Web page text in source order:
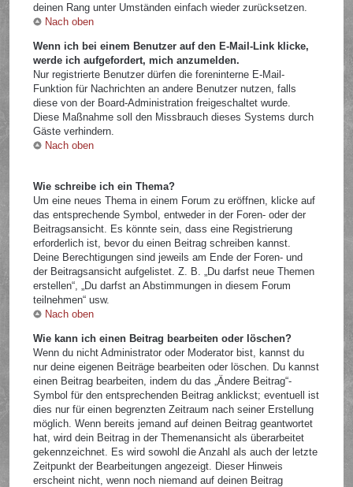
deinen Rang unter Umständen einfach wieder zurücksetzen.
Nach oben
Wenn ich bei einem Benutzer auf den E-Mail-Link klicke,
werde ich aufgefordert, mich anzumelden.
Nur registrierte Benutzer dürfen die foreninterne E-Mail-
Funktion für Nachrichten an andere Benutzer nutzen, falls
diese von der Board-Administration freigeschaltet wurde.
Diese Maßnahme soll den Missbrauch dieses Systems durch
Gäste verhindern.
Nach oben
Wie schreibe ich ein Thema?
Um eine neues Thema in einem Forum zu eröffnen, klicke auf
das entsprechende Symbol, entweder in der Foren- oder der
Beitragsansicht. Es könnte sein, dass eine Registrierung
erforderlich ist, bevor du einen Beitrag schreiben kannst.
Deine Berechtigungen sind jeweils am Ende der Foren- und
der Beitragsansicht aufgelistet. Z. B. „Du darfst neue Themen
erstellen“, „Du darfst an Abstimmungen in diesem Forum
teilnehmen“ usw.
Nach oben
Wie kann ich einen Beitrag bearbeiten oder löschen?
Wenn du nicht Administrator oder Moderator bist, kannst du
nur deine eigenen Beiträge bearbeiten oder löschen. Du kannst
einen Beitrag bearbeiten, indem du das „Ändere Beitrag“-
Symbol für den entsprechenden Beitrag anklickst; eventuell ist
dies nur für einen begrenzten Zeitraum nach seiner Erstellung
möglich. Wenn bereits jemand auf deinen Beitrag geantwortet
hat, wird dein Beitrag in der Themenansicht als überarbeitet
gekennzeichnet. Es wird sowohl die Anzahl als auch der letzte
Zeitpunkt der Bearbeitungen angezeigt. Dieser Hinweis
erscheint nicht, wenn noch niemand auf deinen Beitrag